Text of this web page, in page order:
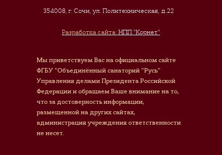
354008, г. Сочи,ул. Политехническая, д.22
Разработка сайта: НПП "Корнет"
Мы приветствуем Вас на официальном сайте
ФГБУ "Объединённый санаторий "Русь"
Управления делами Президента Российской
Федерации и обращаем Ваше внимание на то,
что за достоверность информации,
размещенной на других сайтах,
администрация учреждения ответственности
не несет.